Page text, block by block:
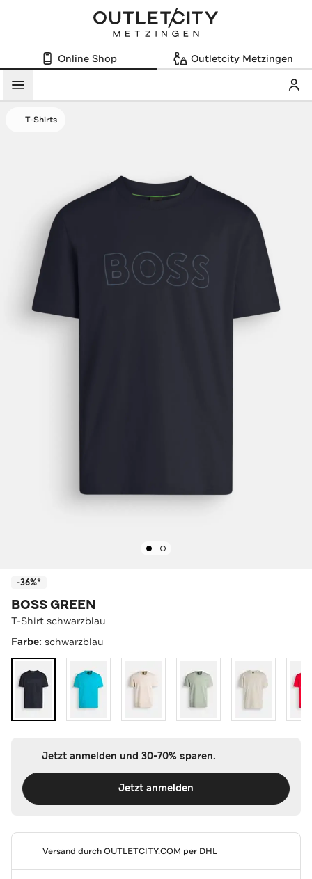
Online Shop Outletcity Metzingen
Menü
T-Shirts
-36%*
BOSS GREEN
T-Shirt schwarzblau
Farbe: schwarzblau
Jetzt anmelden und 30-70% sparen.
Jetzt anmelden
Versand durchOUTLETCITY.COM per DHL